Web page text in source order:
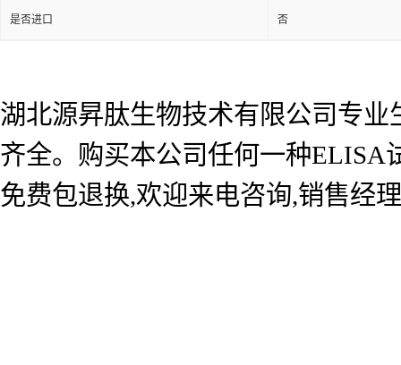
是否进口 否
湖北源昇肽生物技术有限公司专
齐全。购买本公司任何一种ELISA
免费包退换,欢迎来电咨询,销售经